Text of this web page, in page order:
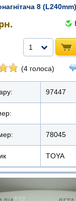
8
1
(4 голоса)
97447
78045
TOYA